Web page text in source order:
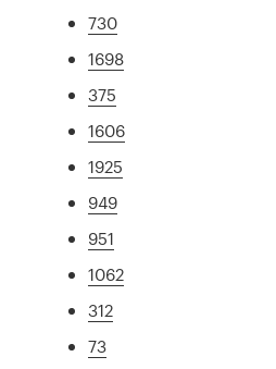
730
1698
375
1606
1925
949
951
1062
312
73